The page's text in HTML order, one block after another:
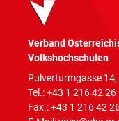
Verband
Volkshochschulen
Pulverturmgasse 14,
Tel.:+43 1 216 42 26
Fax.: +43 1 216 42